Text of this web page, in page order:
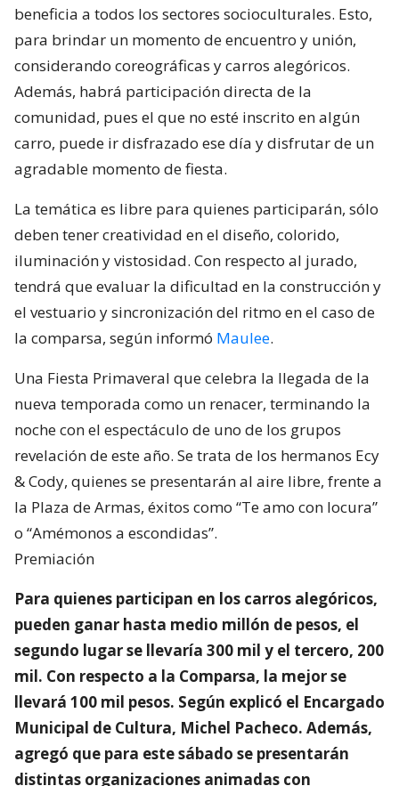
beneficia a todos los sectores socioculturales. Esto,
para brindar un momento de encuentro y unión,
considerando coreográficas y carros alegóricos.
Además, habrá participación directa de la
comunidad, pues el que no esté inscrito en algún
carro, puede ir disfrazado ese día y disfrutar de un
agradable momento de fiesta.
La temática es libre para quienes participarán, sólo
deben tener creatividad en el diseño, colorido,
iluminación y vistosidad. Con respecto al jurado,
tendrá que evaluar la dificultad en la construcción y
el vestuario y sincronización del ritmo en el caso de
la comparsa, según informó Maulee.
Una Fiesta Primaveral que celebra la llegada de la
nueva temporada como un renacer, terminando la
noche con el espectáculo de uno de los grupos
revelación de este año. Se trata de los hermanos Ecy
& Cody, quienes se presentarán al aire libre, frente a
la Plaza de Armas, éxitos como “Te amo con locura”
o “Amémonos a escondidas”.
Premiación
Para quienes participan en los carros alegóricos,
pueden ganar hasta medio millón de pesos, el
segundo lugar se llevaría 300 mil y el tercero, 200
mil. Con respecto a la Comparsa, la mejor se
llevará 100 mil pesos. Según explicó el Encargado
Municipal de Cultura, Michel Pacheco. Además,
agregó que para este sábado se presentarán
distintas organizaciones animadas con